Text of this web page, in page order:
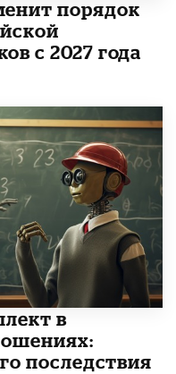
порядок
с 2027 года
в
последствия